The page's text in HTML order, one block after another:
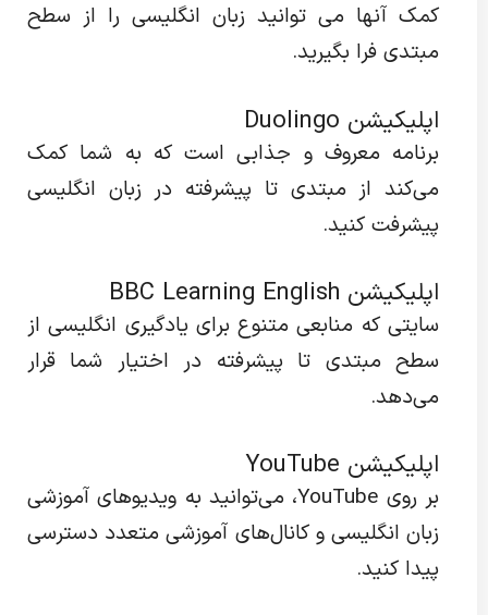
کمک آنها می توانید زبان انگلیسی را از سطح
مبتدی فرا بگیرید.
اپلیکیشن Duolingo
برنامه معروف و جذابی است که به شما کمک
می‌کند از مبتدی تا پیشرفته در زبان انگلیسی
پیشرفت کنید.
اپلیکیشن BBC Learning English
سایتی که منابعی متنوع برای یادگیری انگلیسی از
سطح مبتدی تا پیشرفته در اختیار شما قرار
می‌دهد.
اپلیکیشن YouTube
بر روی YouTube، می‌توانید به ویدیوهای آموزشی
زبان انگلیسی و کانال‌های آموزشی متعدد دسترسی
پیدا کنید.